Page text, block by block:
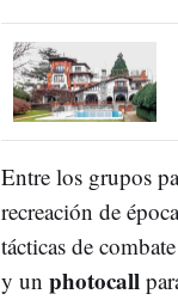
Entre los grupos
recreación de
tácticas de
y un photocall